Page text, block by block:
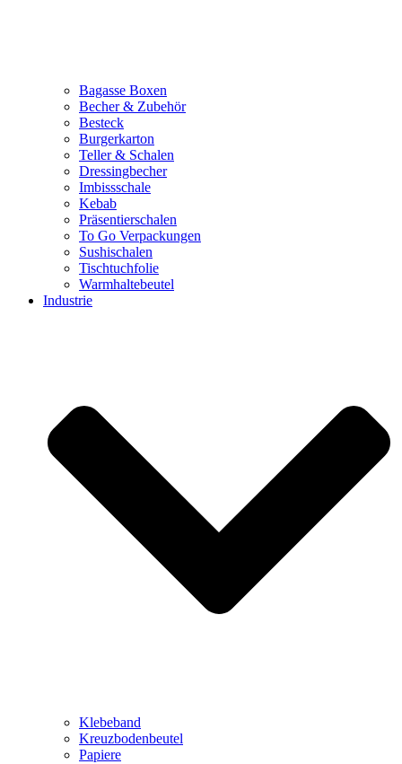
Bagasse Boxen
Becher & Zubehör
Besteck
Burgerkarton
Teller & Schalen
Dressingbecher
Imbissschale
Kebab
Präsentierschalen
To Go Verpackungen
Sushischalen
Tischtuchfolie
Warmhaltebeutel
Industrie
Klebeband
Kreuzbodenbeutel
Papiere